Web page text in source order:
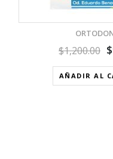
$1,200.00 $
AÑADIR AL